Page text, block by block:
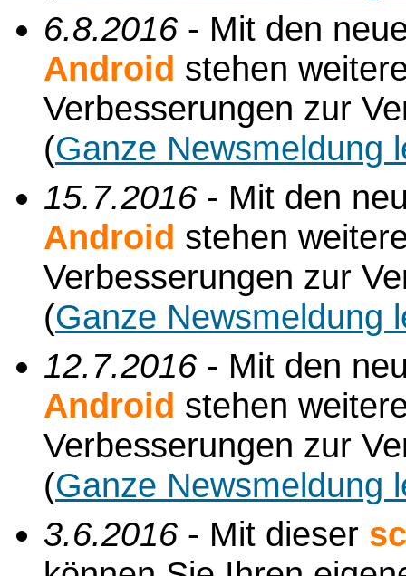
6.8.2016 - Mit den
Android stehen
Verbesserungen zur
(Ganze Newsmeldung
15.7.2016 - Mit den
Android stehen
Verbesserungen zur
(Ganze Newsmeldung
12.7.2016 - Mit den
Android stehen
Verbesserungen zur
(Ganze Newsmeldung
3.6.2016 - Mit dieser